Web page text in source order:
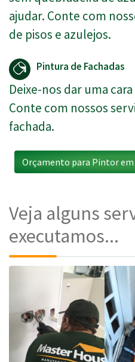
ajudar. Conte com
de pisos e azulejos.
Pintura de Fachadas
Deixe-nos dar uma
Conte com nossos
fachada.
Orçamento para Pintor em
Veja alguns
executamos...